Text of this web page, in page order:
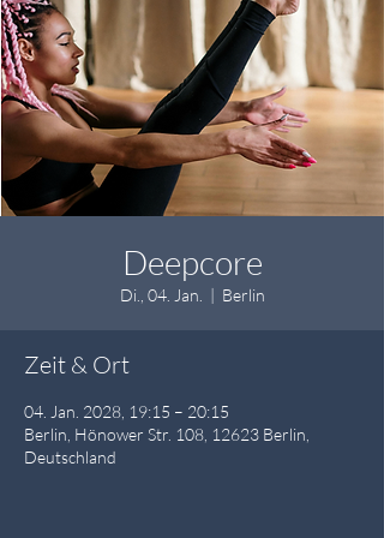
Deepcore
Di., 04. Jan.
  |
Berlin
Zeit & Ort
04. Jan. 2028, 19:15 – 20:15
Berlin, Hönower Str. 108, 12623 Berlin,
Deutschland